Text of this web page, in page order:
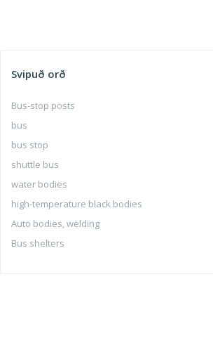
Svipuð orð
Bus-stop posts
bus
bus stop
shuttle bus
water bodies
high-temperature black bodies
Auto bodies, welding
Bus shelters